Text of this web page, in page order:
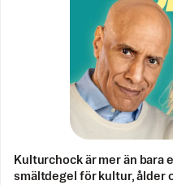
Kulturchock är mer än bara
smältdegel för kultur, ålder